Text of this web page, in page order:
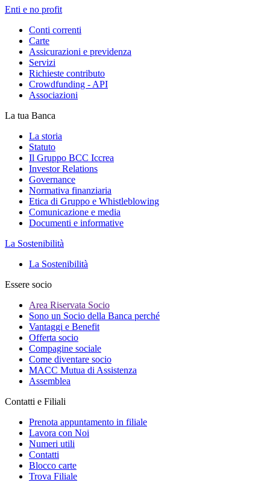
Enti e no profit
Conti correnti
Carte
Assicurazioni e previdenza
Servizi
Richieste contributo
Crowdfunding - API
Associazioni
La tua Banca
La storia
Statuto
Il Gruppo BCC Iccrea
Investor Relations
Governance
Normativa finanziaria
Etica di Gruppo e Whistleblowing
Comunicazione e media
Documenti e informative
La Sostenibilità
La Sostenibilità
Essere socio
Area Riservata Socio
Sono un Socio della Banca perché
Vantaggi e Benefit
Offerta socio
Compagine sociale
Come diventare socio
MACC Mutua di Assistenza
Assemblea
Contatti e Filiali
Prenota appuntamento in filiale
Lavora con Noi
Numeri utili
Contatti
Blocco carte
Trova Filiale